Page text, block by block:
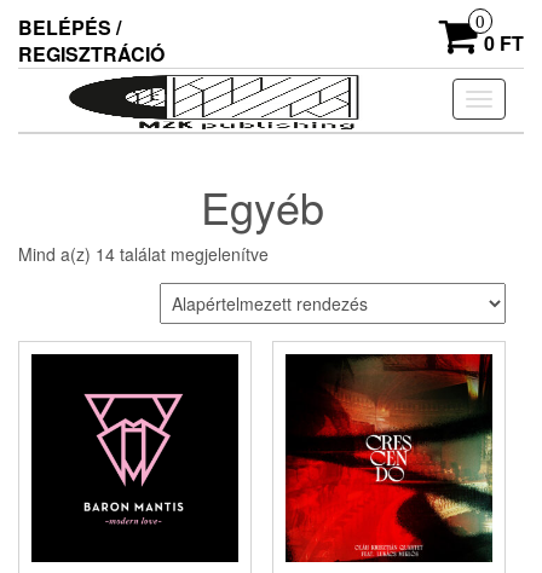
the
BELÉPÉS /
REGISZTRÁCIÓ
0
0 FT
ki/
Egyéb
Mind a(z) 14 találat megjelenítve